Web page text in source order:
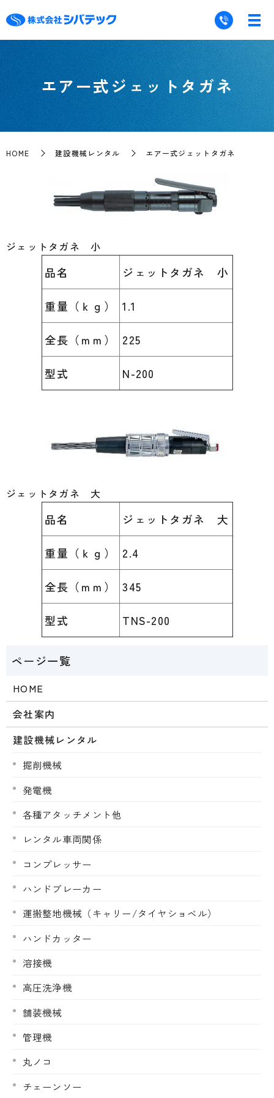
エアー式ジェットタガネ
HOME 建設機械レンタル エアー式ジェットタガネ
ジェットタガネ 小
品名 ジェットタガネ 小
重量（ｋｇ） 1.1
全長（ｍｍ） 225
型式 N-200
ジェットタガネ 大
品名 ジェットタガネ 大
重量（ｋｇ） 2.4
全長（ｍｍ） 345
型式 TNS-200
HOME
会社案内
建設機械レンタル
掘削機械
発電機
各種アタッチメント他
レンタル車両関係
コンプレッサー
ハンドブレーカー
運搬整地機械（キャリー/タイヤショベル）
ハンドカッター
溶接機
高圧洗浄機
舗装機械
管理機
丸ノコ
チェーンソー